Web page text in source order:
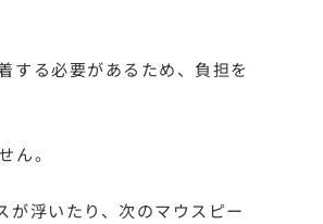
する必要があるため、負担を
ん。
が浮いたり、次のマウスピー